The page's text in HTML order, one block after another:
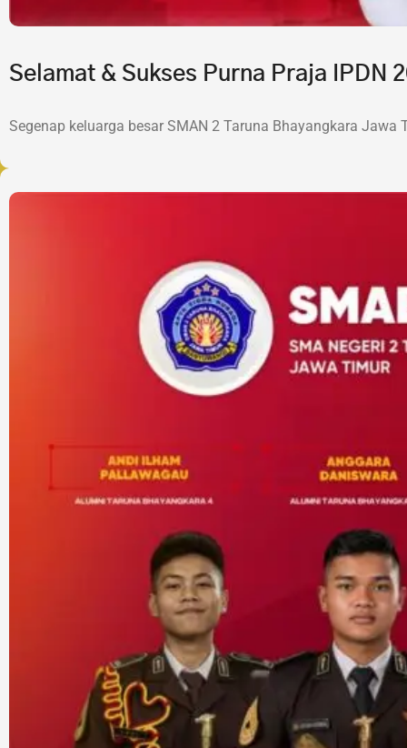
Selamat & Sukses Purna Praja IPDN
Segenap keluarga besar SMAN 2 Taruna Bhayangkara Jawa